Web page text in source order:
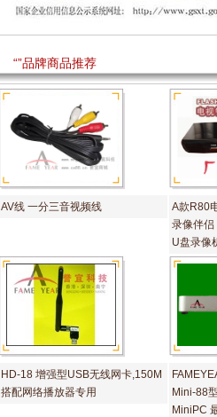
“”品牌商品推荐
AV线 一分三音视频线
A款R80
录像伴侣
U盘录像
HD-18 增强型USB无线网卡,150M
搭配网络播放器专用
Mini-88
MiniPC